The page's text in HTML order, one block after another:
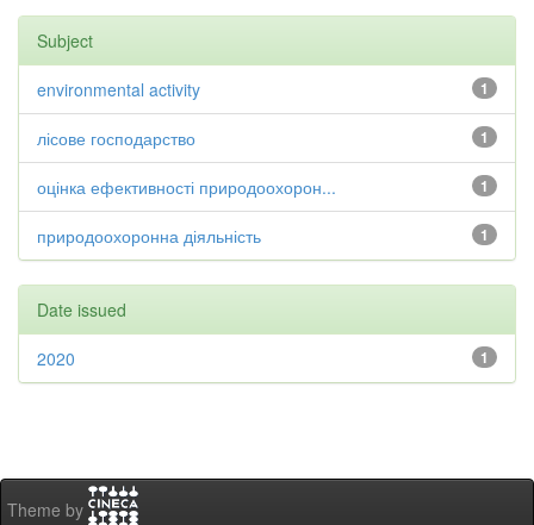
Subject
1
environmental activity
1
лісове господарство
1
оцінка ефективності природоохорон...
1
природоохоронна діяльність
Date issued
1
2020
Theme by